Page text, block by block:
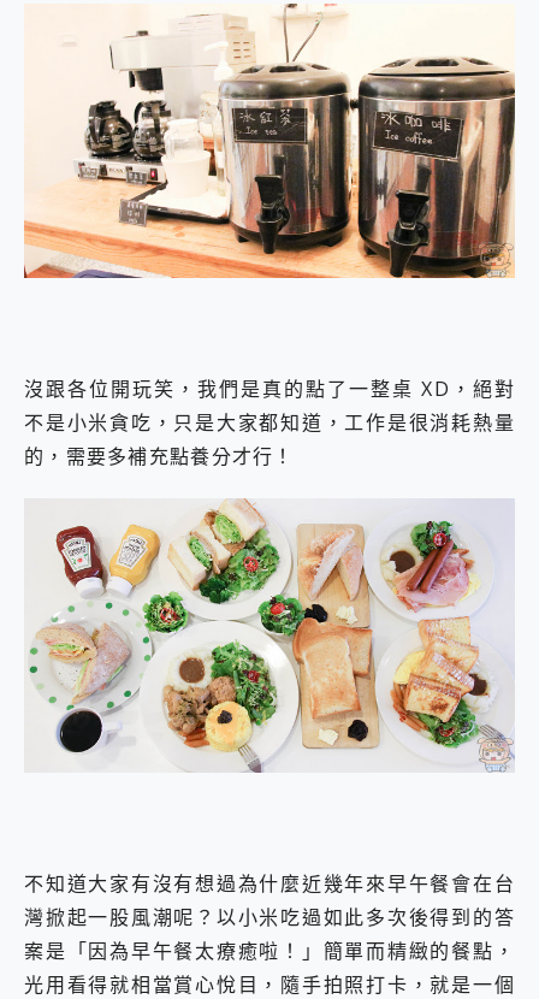
沒跟各位開玩笑，我們是真的點了一整桌 XD，絕對
不是小米貪吃，只是大家都知道，工作是很消耗熱量
的，需要多補充點養分才行！
不知道大家有沒有想過為什麼近幾年來早午餐會在台
灣掀起一股風潮呢？以小米吃過如此多次後得到的答
案是「因為早午餐太療癒啦！」簡單而精緻的餐點，
光用看得就相當賞心悅目，隨手拍照打卡，就是一個